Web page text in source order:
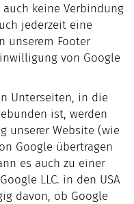
keine Verbindung
jederzeit eine
unserem Footer
von Google
Unterseiten, in die
ist, werden
unserer Website (wie
Google übertragen
es auch zu einer
LLC. in den USA
davon, ob Google